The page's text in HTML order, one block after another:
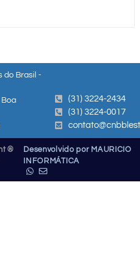
do Brasil -
Boa
(31) 3224-2434
(31) 3224-0017
®
Desenvolvido por MAURICIO
INFORMÁTICA